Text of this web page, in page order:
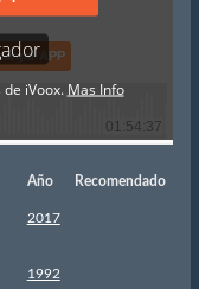
Año Recomendado
2017
1992